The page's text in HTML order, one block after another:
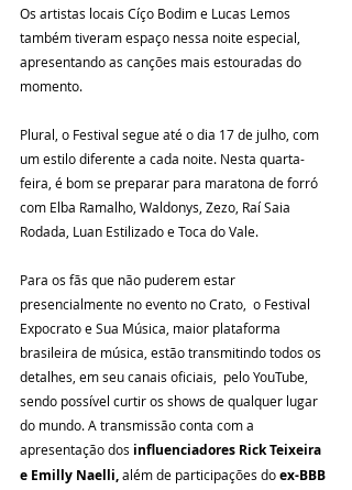
Os artistas locais Cíço Bodim e Lucas Lemos
também tiveram espaço nessa noite especial,
apresentando as canções mais estouradas do
momento.
Plural, o Festival segue até o dia 17 de julho, com
um estilo diferente a cada noite. Nesta quarta-
feira, é bom se preparar para maratona de forró
com Elba Ramalho, Waldonys, Zezo, Raí Saia
Rodada, Luan Estilizado e Toca do Vale.
Para os fãs que não puderem estar
presencialmente no evento no Crato,  o Festival
Expocrato e Sua Música, maior plataforma
brasileira de música, estão transmitindo todos os
detalhes, em seu canais oficiais,  pelo YouTube,
sendo possível curtir os shows de qualquer lugar
do mundo. A transmissão conta com a
apresentação dos influenciadores Rick Teixeira
e Emilly Naelli, além de participações do ex-BBB